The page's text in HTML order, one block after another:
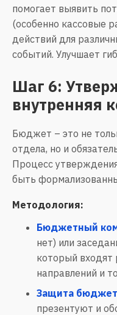
помогает выявить
(особенно кассовые
действий для
событий. Улучшает
Шаг 6:
внутренняя
Бюджет – это не
отдела, но и
Процесс
быть
Методология:
Бюджетный
нет) или
который входят
направлений и
Защита
презентуют и